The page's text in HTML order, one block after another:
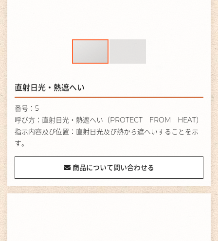
直射日光・熱遮へい
番号：5
呼び方：直射日光・熱遮へい（PROTECT FROM HEAT）
指示内容及び位置：直射日光及び熱から遮へいすることを示
す。
商品について問い合わせる